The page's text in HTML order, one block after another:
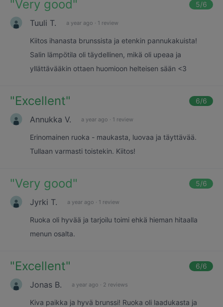
"Very good" 5/6
Tuuli T. a year ago · 1 review
Kiitos ihanasta brunssista ja etenkin pannukakuista!
Salin lämpötila oli täydellinen, mikä oli upeaa ja
yllättävääkin ottaen huomioon helteisen sään <3
"Excellent" 6/6
Annukka V. a year ago · 1 review
Erinomainen ruoka - maukasta, luovaa ja täyttävää.
Tullaan varmasti toistekin. Kiitos!
"Very good" 5/6
Jyrki T. a year ago · 1 review
Ruoka oli hyvää ja tarjoilu toimi ehkä hieman hitaalla
menun osalta.
"Excellent" 6/6
Jonas B. a year ago · 2 reviews
Kiva paikka ja hyvä brunssi! Ruoka oli laadukasta ja